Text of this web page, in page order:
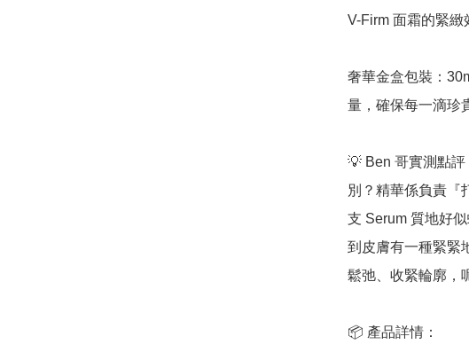
V-Firm 面霜的緊緻
奢華金盒包裝：
量，確保每一滴珍
💡 Ben 哥實測點
別？精華係負責『
支 Serum 質地好
到皮膚有一種緊緊
鬆弛、收緊輪廓，
📦 產品詳情：